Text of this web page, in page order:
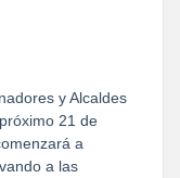
y Alcaldes
21 de
a
a las